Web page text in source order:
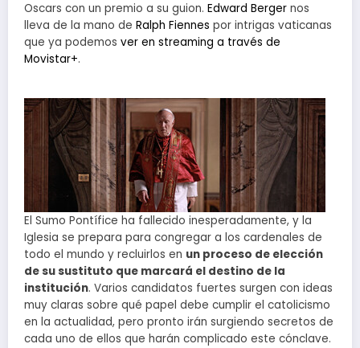
Oscars con un premio a su guion. Edward Berger nos
lleva de la mano de Ralph Fiennes por intrigas vaticanas
que ya podemos ver en streaming a través de
Movistar+.
El Sumo Pontífice ha fallecido inesperadamente, y la
Iglesia se prepara para congregar a los cardenales de
todo el mundo y recluirlos en un proceso de elección
de su sustituto que marcará el destino de la
institución. Varios candidatos fuertes surgen con ideas
muy claras sobre qué papel debe cumplir el catolicismo
en la actualidad, pero pronto irán surgiendo secretos de
cada uno de ellos que harán complicado este cónclave.